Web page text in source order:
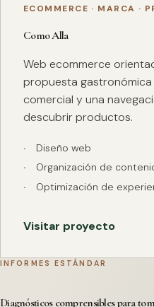
ECOMMERCE · MARCA ·
Como Alla
Web ecommerce
propuesta
comercial y una
descubrir productos.
Diseño web
Organización de
Optimización de
Visitar proyecto
INFORMES ESTÁNDAR
Diagnósticos comprensibles para